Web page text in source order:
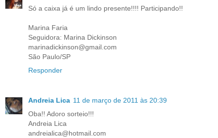
Só a caixa já é um lindo presente!!!! Participando!!
Marina Faria
Seguidora: Marina Dickinson
marinadickinson@gmail.com
São Paulo/SP
Responder
Andreia Lica 11 de março de 2011 às 20:39
Oba!! Adoro sorteio!!!
Andreia Lica
andreialica@hotmail.com